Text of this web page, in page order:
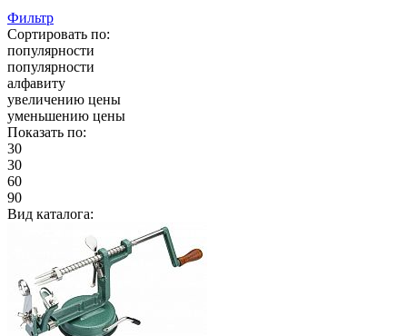
Фильтр
Сортировать по:
популярности
популярности
алфавиту
увеличению цены
уменьшению цены
Показать по:
30
30
60
90
Вид каталога: